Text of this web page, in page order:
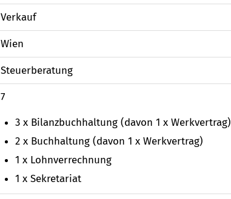
Verkauf
Wien
Steuerberatung
7
3 x Bilanzbuchhaltung (davon 1 x Werkvertrag)
2 x Buchhaltung (davon 1 x Werkvertrag)
1 x Lohnverrechnung
1 x Sekretariat